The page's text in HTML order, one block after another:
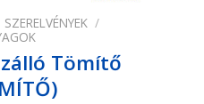
SZERELVÉNYEK /
Tömítő